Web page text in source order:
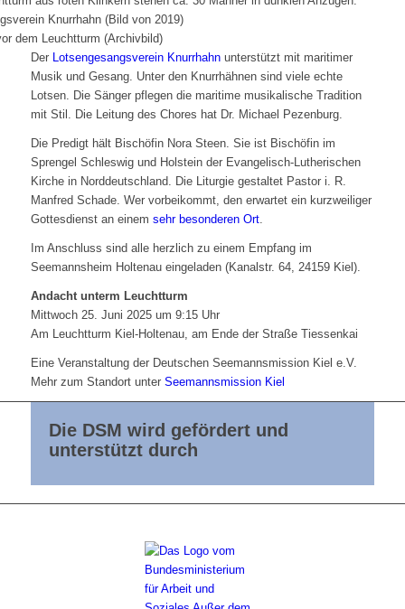
dem Leuchtturm (Archivbild)
Der Lotsengesangsverein Knurrhahnunterstützt mit maritimer
Musik und Gesang. Unter den Knurrhähnen sind viele echte
Lotsen. Die Sänger pflegen die maritime musikalische Tradition
mit Stil. Die Leitung des Chores hat Dr. Michael Pezenburg.
Die Predigt hält Bischöfin Nora Steen. Sie ist Bischöfin im
Sprengel Schleswig und Holstein der Evangelisch-Lutherischen
Kirche in Norddeutschland. Die Liturgie gestaltet Pastor i. R.
Manfred Schade. Wer vorbeikommt, den erwartet ein kurzweiliger
Gottesdienst an einem sehr besonderen Ort.
Im Anschluss sind alle herzlich zu einem Empfang im
Seemannsheim Holtenau eingeladen (Kanalstr. 64, 24159 Kiel).
Andacht unterm Leuchtturm
Mittwoch 25. Juni 2025 um 9:15 Uhr
Am Leuchtturm Kiel-Holtenau, am Ende der Straße Tiessenkai
Eine Veranstaltung der Deutschen Seemannsmission Kiel e.V.
Mehr zum Standort unter Seemannsmission Kiel
Die DSM wird gefördert und
unterstützt durch